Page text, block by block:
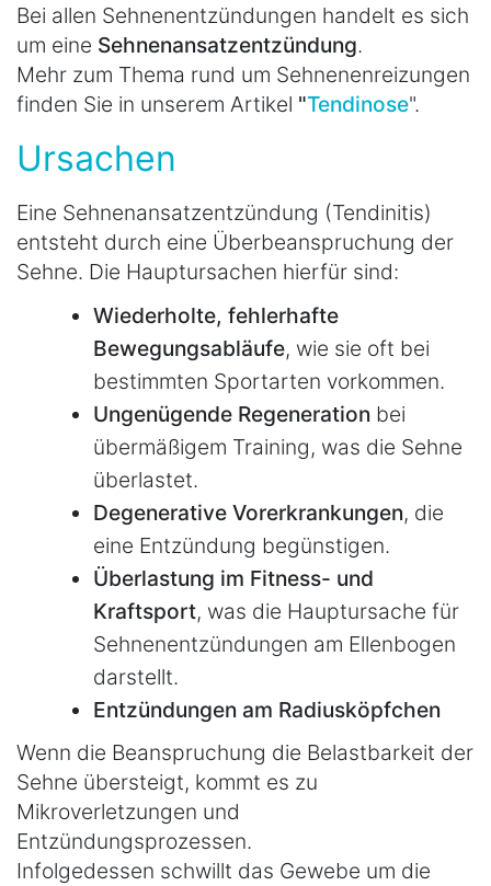
Bei allen Sehnenentzündungen handelt es sich
um eine Sehnenansatzentzündung.
Mehr zum Thema rund um Sehnenenreizungen
finden Sie in unserem Artikel "Tendinose".
Ursachen
Eine Sehnenansatzentzündung (Tendinitis)
entsteht durch eine Überbeanspruchung der
Sehne. Die Hauptursachen hierfür sind:
Wiederholte, fehlerhafte
Bewegungsabläufe, wie sie oft bei
bestimmten Sportarten vorkommen.
Ungenügende Regeneration bei
übermäßigem Training, was die Sehne
überlastet.
Degenerative Vorerkrankungen, die
eine Entzündung begünstigen.
Überlastung im Fitness- und
Kraftsport, was die Hauptursache für
Sehnenentzündungen am Ellenbogen
darstellt.
Entzündungen am Radiusköpfchen
Wenn die Beanspruchung die Belastbarkeit der
Sehne übersteigt, kommt es zu
Mikroverletzungen und
Entzündungsprozessen.
Infolgedessen schwillt das Gewebe um die